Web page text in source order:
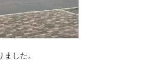
ました。